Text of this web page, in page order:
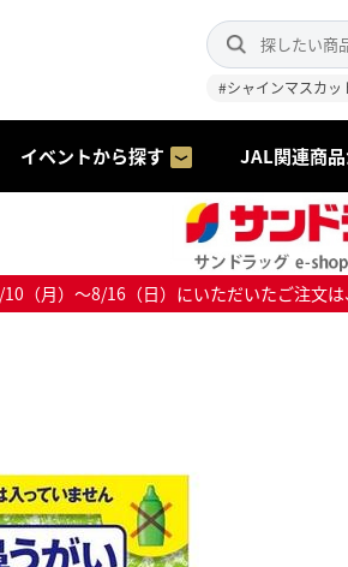
#シャインマスカッ
イベントから探す JAL関連商
（月）～8/16（日）にいただいたご注文